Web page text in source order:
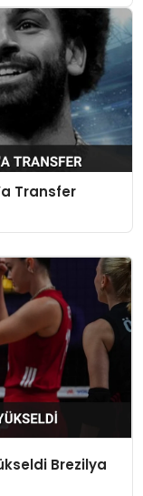
Transfer
Brezilya